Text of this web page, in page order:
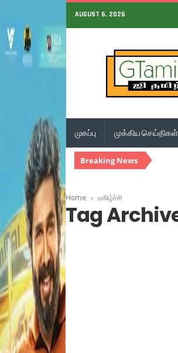
AUGUST 6, 2026
முகப்பு முக்கிய செய்திகள்
Breaking News
Home மகிழ்ச்சி
Tag